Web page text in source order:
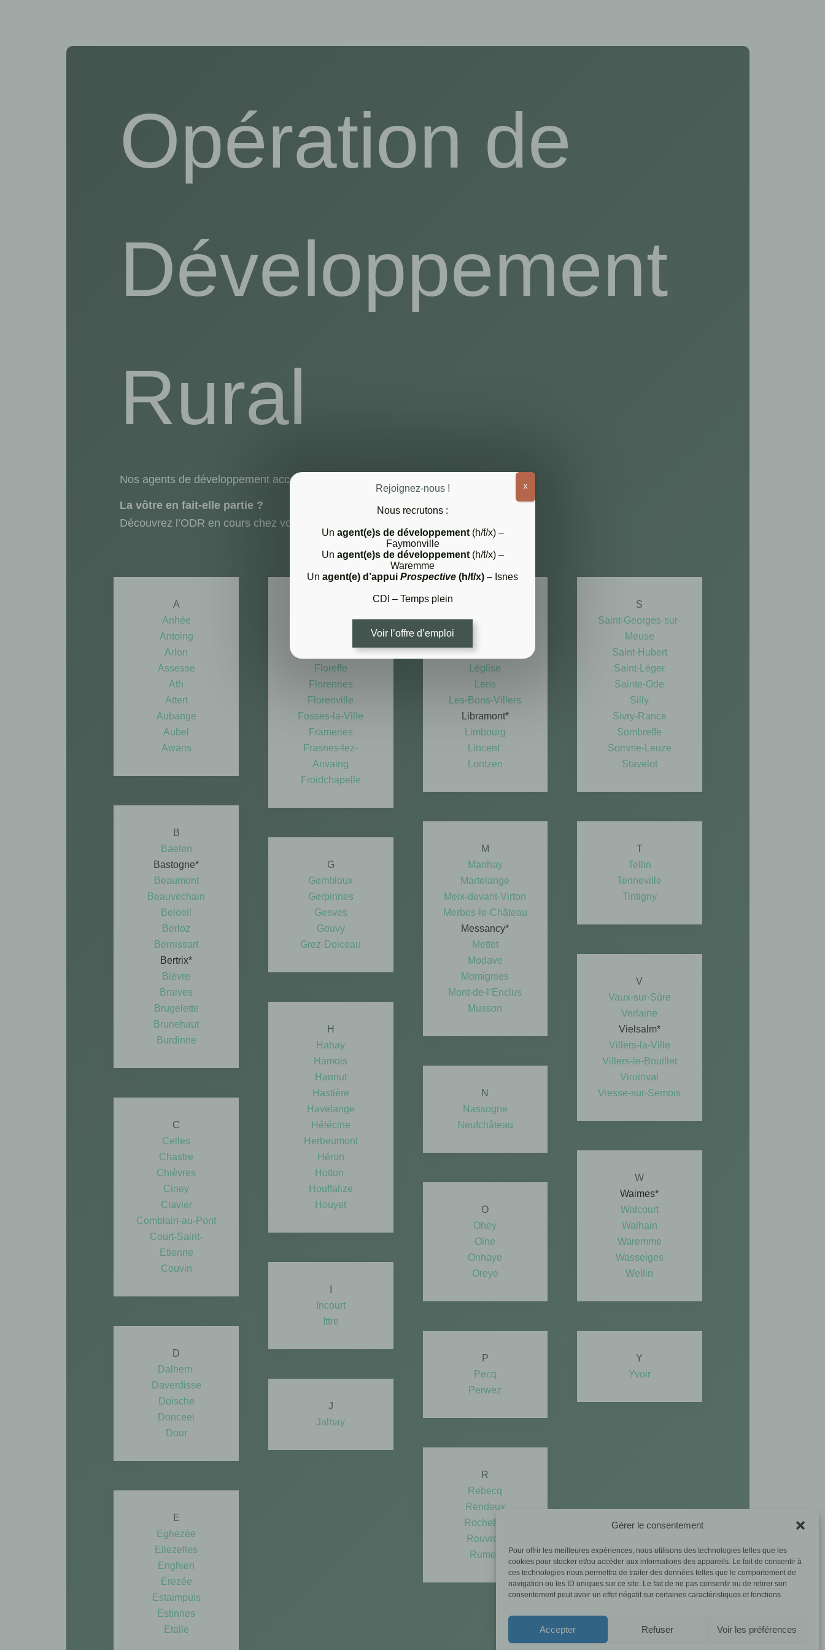
Gérer le consentement
Pour offrir les meilleures expériences, nous utilisons des technologies telles que les
cookies pour stocker et/ou accéder aux informations des appareils. Le fait de consentir à
ces technologies nous permettra de traiter des données telles que le comportement de
navigation ou les ID uniques sur ce site. Le fait de ne pas consentir ou de retirer son
consentement peut avoir un effet négatif sur certaines caractéristiques et fonctions.
Accepter Refuser Voir les préférences
Opération de
Développement
Rural
Nos agents de développement accompagnent plus de 130 communes en Wallonie.
La vôtre en fait-elle partie ? ​
Découvrez l’ODR en cours chez vous en cliquant sur le nom de votre commune.
A
Anhée
Antoing
Arlon
Assesse
Ath
Attert
Aubange
Aubel
Awans
B
Baelen
Bastogne*
Beaumont
Beauvechain
Beloeil
Berloz
Bernissart
Bertrix*
Bièvre
Braives
Brugelette
Brunehaut
Burdinne
C
Celles
​Chastre
Chièvres
Ciney
Clavier
Comblain-au-Pont
​Court-Saint-
Etienne
Couvin
D
Dalhem
Daverdisse
Doische
Donceel
Dour
E
Eghezée
Ellezelles
Enghien
Érezée
Estaimpuis
Estinnes
Etalle
Floreffe
Florennes
Florenville
Fosses-la-Ville
Frameries
Frasnes-lez-
Anvaing
Froidchapelle
G
Gembloux
Gerpinnes
Gesves
Gouvy
Grez-Doiceau
H
Habay
Hamois
Hannut
Hastière
Havelange
Hélécine
Herbeumont
Héron
Hotton
Houffalize
Houyet
Incourt
Ittre
J
Jalhay
La Bruyère
Ardenne
Léglise
Lens
Les-Bons-Villers
Libramont*
Limbourg
Lincent
Lontzen
M
Manhay
Martelange
Meix-devant-Virton
Merbes-le-Château
Messancy*
Mettet
Modave
Momignies
​Mont-de-l’Enclus
Musson
N
Nassogne
Neufchâteau
O
Ohey
Olne
Onhaye
Oreye
P
Pecq
​Perwez
R
Rebecq
Rendeux
Rochefort
Rouvroy
Rumes
S
Saint-Georges-sur-
Meuse
Saint-Hubert
Saint-Léger
Sainte-Ode
Silly
Sivry-Rance
Sombreffe
Somme-Leuze
Stavelot
T
Tellin
Tenneville
Tintigny
V
Vaux-sur-Sûre
Verlaine
Vielsalm*
Villers-la-Ville
Villers-le-Bouillet
Viroinval
​Vresse-sur-Semois
W
Waimes*
Walcourt
Walhain
Waremme
Wasseiges
Wellin
Y
Yvoir
Rejoignez-nous !
Nous recrutons :
Un agent(e)s de développement(h/f/x) –
Faymonville
Un agent(e)s de développement(h/f/x) –
Waremme
Un agent(e) d’appui Prospective (h/f/x) – Isnes
CDI – Temps plein
Voir l’offre d’emploi
X